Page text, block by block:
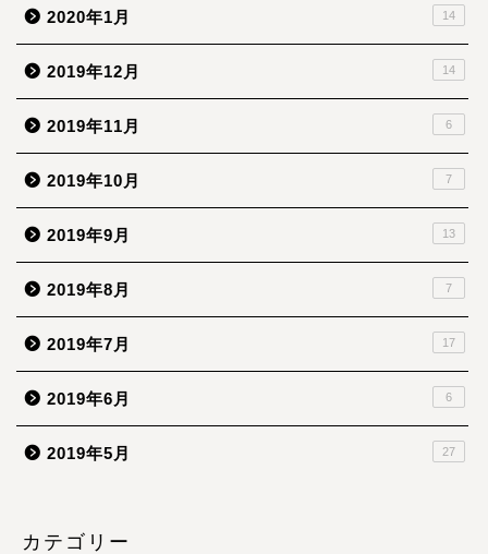
2020年1月 14
2019年12月 14
2019年11月 6
2019年10月 7
2019年9月 13
2019年8月 7
2019年7月 17
2019年6月 6
2019年5月 27
カテゴリー